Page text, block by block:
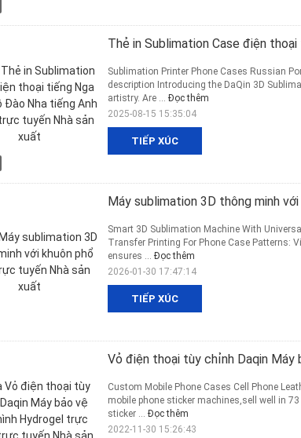
Thẻ in Sublimation Case điện
TIẾP XÚC
Sublimation Printer Phone Cases Russian
description Introducing the DaQin 3D
artistry. Are ... Đọc thêm
2025-08-15 15:35:04
Máy sublimation 3D thông minh
TIẾP XÚC
Smart 3D Sublimation Machine With
Transfer Printing For Phone Case Patterns:
ensures ... Đọc thêm
2026-01-30 17:47:14
Vỏ điện thoại tùy chỉnh Daqin
Custom Mobile Phone Cases Cell Phone
mobile phone sticker machines,sell well in
sticker ... Đọc thêm
2022-11-30 15:26:43